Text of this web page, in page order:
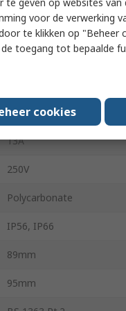
Yes
Type G - British
Flush
13A
250V
Polycarbonate
IP56, IP66
89mm
95mm
voor de verwerking
te klikken op "Beheer
toegang tot bepaalde
cookies